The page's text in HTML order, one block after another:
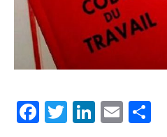
Facebook
Twitter
LinkedIn
Email